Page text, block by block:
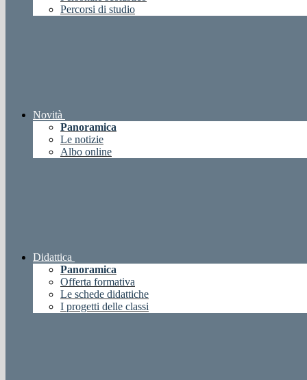
Percorsi di studio
Novità
Panoramica
Le notizie
Albo online
Didattica
Panoramica
Offerta formativa
Le schede didattiche
I progetti delle classi